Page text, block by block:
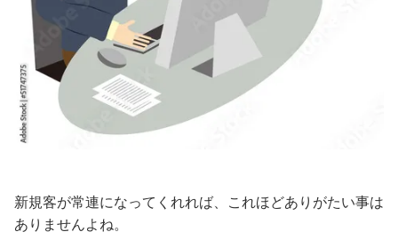
新規客が常連になってくれれば、これほどありがたい事は
ありませんよね。